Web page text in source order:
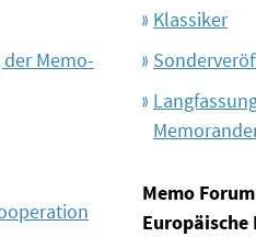
Memo-
Klassiker
Memo Forum
Europäische